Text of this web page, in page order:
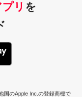
リ を
国のApple Inc.の登録商標で